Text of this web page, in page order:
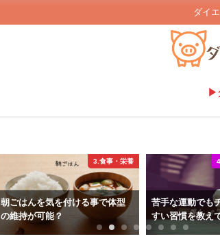
ダイ
▶
3.食事・栄養
朝ごはんを気を付ける事で体型
の維持が可能？
苦手な運動でも
すい習慣を教え